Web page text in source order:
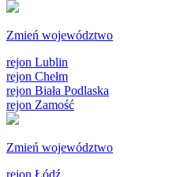
Zmień województwo
rejon Lublin
rejon Chełm
rejon Biała Podlaska
rejon Zamość
Zmień województwo
rejon Łódź